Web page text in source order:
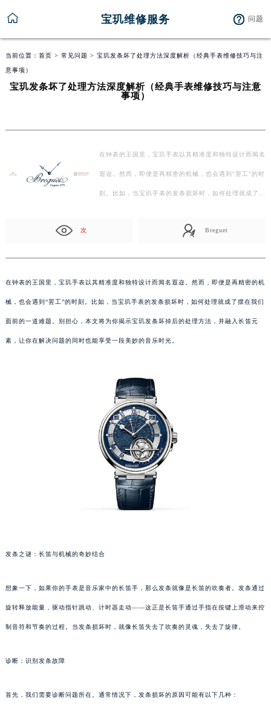
宝玑维修服务 问题
当前位置： 首页 > 常见问题 > 宝玑发条坏了处理方法深度解析（经典手表维修技巧与注
意事项）
宝玑发条坏了处理方法深度解析（经典手表维修技巧与注意
事项）
在钟表的王国里，宝玑手表以其精准度和独特设计而闻名
遐迩。然而，即便是再精密的机械，也会遇到“罢工”的时
刻。比如，当宝玑手表的发条损坏时，如何处理就成了
次 Breguet
在钟表的王国里，宝玑手表以其精准度和独特设计而闻名遐迩。然而，即便是再精密的机
械，也会遇到“罢工”的时刻。比如，当宝玑手表的发条损坏时，如何处理就成了摆在我们
面前的一道难题。别担心，本文将为你揭示宝玑发条坏掉后的处理方法，并融入长笛元
素，让你在解决问题的同时也能享受一段美妙的音乐时光。
发条之谜：长笛与机械的奇妙结合
想象一下，如果你的手表是音乐家中的长笛手，那么发条就像是长笛的吹奏者。发条通过
旋转释放能量，驱动指针跳动、计时器走动——这正是长笛手通过手指在按键上滑动来控
制音符和节奏的过程。当发条损坏时，就像长笛失去了吹奏的灵魂，失去了旋律。
诊断：识别发条故障
首先，我们需要诊断问题所在。通常情况下，发条损坏的原因可能有以下几种：